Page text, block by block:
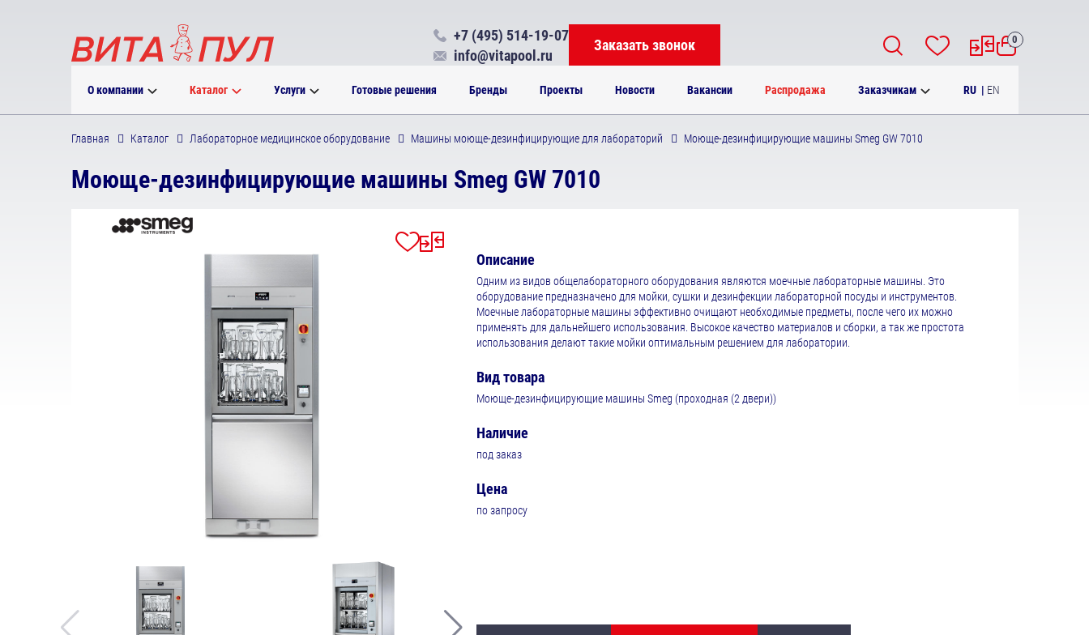
О компании Каталог Услуги Готовые решения Бренды Проекты Новости Вакансии Распродажа Заказчикам RU | EN
+7 (495) 514-19-07
info@vitapool.ru
Заказать звонок 0
Главная Каталог Лабораторное медицинское оборудование Машины моюще-дезинфицирующие для лабораторий Моюще-дезинфицирующие машины Smeg GW 7010
Моюще-дезинфицирующие машины Smeg GW 7010
Описание
Одним из видов общелабораторного оборудования являются моечные лабораторные машины. Это
оборудование предназначено для мойки, сушки и дезинфекции лабораторной посуды и инструментов.
Моечные лабораторные машины эффективно очищают необходимые предметы, после чего их можно
применять для дальнейшего использования. Высокое качество материалов и сборки, а так же простота
использования делают такие мойки оптимальным решением для лаборатории.
Вид товара
Моюще-дезинфицирующие машины Smeg (проходная (2 двери))
Наличие
под заказ
Цена
по запросу